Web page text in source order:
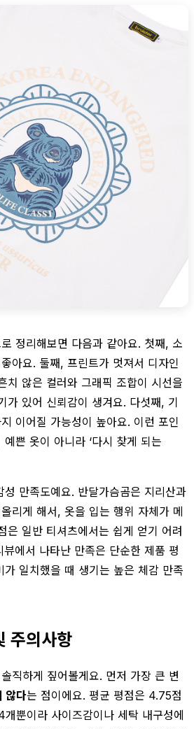
정리해보면 다음과 같아요. 첫째, 소
아요. 둘째, 프린트가 멋져서 디자인
치 않은 컬러와 그래픽 조합이 시선을
가 있어 신뢰감이 생겨요. 다섯째, 기
이어질 가능성이 높아요. 이런 포인
쁜 옷이 아니라 ‘다시 찾게 되는
만족도예요. 반달가슴곰은 지리산과
리게 해서, 옷을 입는 행위 자체가 메
은 일반 티셔츠에서는 쉽게 얻기 어려
에서 나타난 만족은 단순한 제품 평
일치했을 때 생기는 높은 체감 만족
주의사항
직하게 짚어볼게요. 먼저 가장 큰 변
않다는 점이에요. 평균 평점은 4.75점
뿐이라 사이즈감이나 세탁 내구성에